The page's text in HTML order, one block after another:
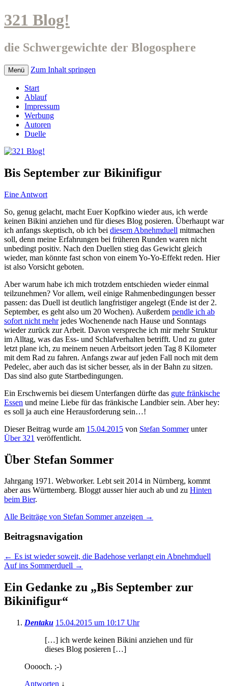
321 Blog!
die Schwergewichte der Blogosphere
Menü Zum Inhalt springen
Start
Ablauf
Impressum
Werbung
Autoren
Duelle
Bis September zur Bikinifigur
Eine Antwort
So, genug gelacht, macht Euer Kopfkino wieder aus, ich werde
keinen Bikini anziehen und für dieses Blog posieren. Überhaupt war
ich anfangs skeptisch, ob ich bei diesem Abnehmduell mitmachen
soll, denn meine Erfahrungen bei früheren Runden waren nicht
unbedingt positiv. Nach den Duellen stieg das Gewicht gleich
wieder, man könnte fast schon von einem Yo-Yo-Effekt reden. Hier
ist also Vorsicht geboten.
Aber warum habe ich mich trotzdem entschieden wieder einmal
teilzunehmen? Vor allem, weil einige Rahmenbedingungen besser
passen: das Duell ist deutlich langfristiger angelegt (Ende ist der 2.
September, es geht also um 20 Wochen). Außerdem pendle ich ab
sofort nicht mehrjedes Wochenende nach Hause und Sonntags
wieder zurück zur Arbeit. Davon verspreche ich mir mehr Struktur
im Alltag, was das Ess- und Schlafverhalten betrifft. Und zu guter
letzt plane ich, zu meinem neuen Arbeitsort jeden Tag 8 Kilometer
mit dem Rad zu fahren. Anfangs zwar auf jeden Fall noch mit dem
Pedelec, aber auch das ist sicher besser, als in der Bahn zu sitzen.
Das sind also gute Startbedingungen.
Ein Erschwernis bei diesem Unterfangen dürfte das gute fränkische
Essen und meine Liebe für das fränkische Landbier sein. Aber hey:
es soll ja auch eine Herausforderung sein…!
Dieser Beitrag wurde am 15.04.2015 von Stefan Sommerunter
Über 321 veröffentlicht.
Über Stefan Sommer
Jahrgang 1971. Webworker. Lebt seit 2014 in Nürnberg, kommt
aber aus Württemberg. Bloggt ausser hier auch ab und zu Hinten
beim Bier.
Alle Beiträge von Stefan Sommer anzeigen →
Beitragsnavigation
← Es ist wieder soweit, die Badehose verlangt ein Abnehmduell
Auf ins Sommerduell →
Ein Gedanke zu „Bis September zur
Bikinifigur“
Dentaku 15.04.2015 um 10:17 Uhr
[…] ich werde keinen Bikini anziehen und für
dieses Blog posieren […]
Ooooch. ;-)
Antworten ↓